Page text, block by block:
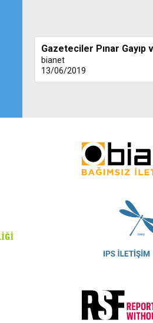
Gazeteciler Pınar Gayıp
bianet
13/06/2019